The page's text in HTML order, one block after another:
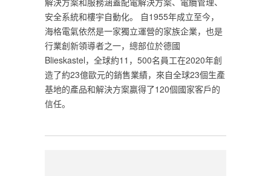
安全系統和樓宇自動化。 自1955年成立至今，
海格電氣依然是一家獨立運營的家族企業，也是
行業創新領導者之一，總部位於德國
Blieskastel，全球約11，500名員工在2020年創
造了約23億歐元的銷售業績，來自全球23個生產
基地的產品和解決方案贏得了120個國家客戶的
信任。